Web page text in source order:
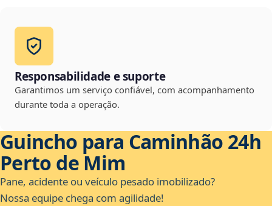
Responsabilidade e suporte
Garantimos um serviço confiável, com acompanhamento
durante toda a operação.
Guincho para Caminhão 24h
Perto de Mim
Pane, acidente ou veículo pesado imobilizado?
Nossa equipe chega com agilidade!